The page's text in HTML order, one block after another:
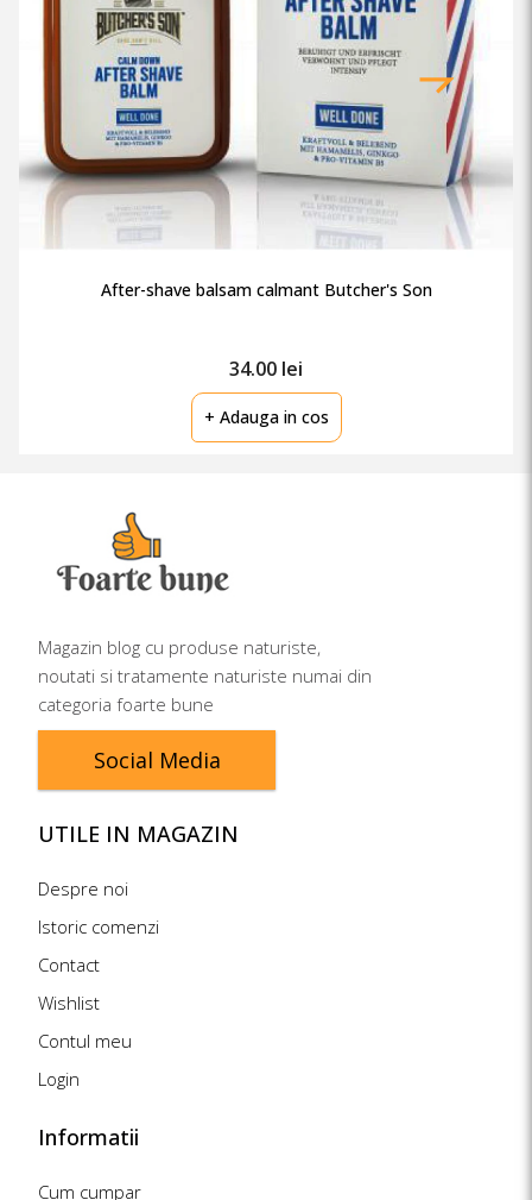
After-shave balsam calmant Butcher's Son
34.00 lei
+ Adauga in cos
Magazin blog cu produse naturiste,
noutati si tratamente naturiste numai din
categoria foarte bune
Social Media
UTILE IN MAGAZIN
Despre noi
Istoric comenzi
Contact
Wishlist
Contul meu
Login
Informatii
Cum cumpar